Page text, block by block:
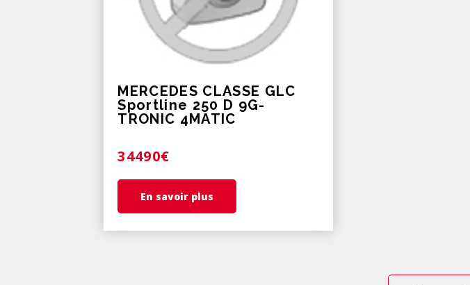
MERCEDES CLASSE GLC
Sportline 250 D 9G-
TRONIC 4MATIC
34490€
En savoir plus